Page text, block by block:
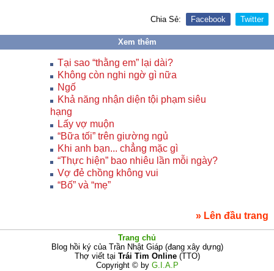
Chia Sẻ: Facebook Twitter
Xem thêm
Tại sao “thằng em” lại dài?
Không còn nghi ngờ gì nữa
Ngố
Khả năng nhận diện tội phạm siêu
hạng
Lấy vợ muộn
“Bữa tối” trên giường ngủ
Khi anh bạn... chẳng mặc gì
“Thực hiện” bao nhiêu lần mỗi ngày?
Vợ đẻ chồng không vui
“Bố” và “mẹ”
» Lên đầu trang
Trang chủ
Blog hồi ký của Trần Nhật Giáp (đang xây dựng)
Thợ viết tại Trái Tim Online(TTO)
Copyright © by G.I.A.P